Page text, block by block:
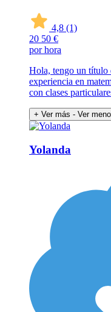
4,8 (1)
20 50 €
por hora
Hola, tengo un título
experiencia en
con clases
+ Ver más - Ver
Yolanda